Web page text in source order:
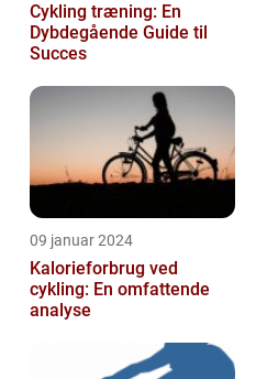
Cykling træning: En
Dybdegående Guide til
Succes
09 januar 2024
Kalorieforbrug ved
cykling: En omfattende
analyse